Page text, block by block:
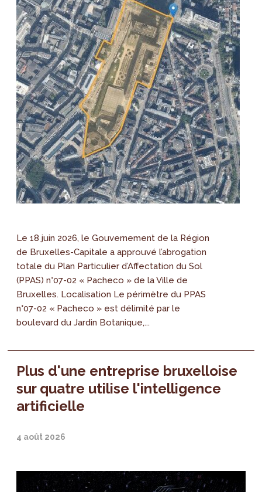
Le 18 juin 2026, le Gouvernement de la Région
de Bruxelles-Capitale a approuvé l’abrogation
totale du Plan Particulier d’Affectation du Sol
(PPAS) n°07-02 « Pacheco » de la Ville de
Bruxelles. Localisation Le périmètre du PPAS
n°07-02 « Pacheco » est délimité par le
boulevard du Jardin Botanique,...
Plus d'une entreprise bruxelloise
sur quatre utilise l'intelligence
artificielle
4 août 2026